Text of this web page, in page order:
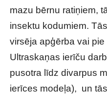
mazu bērnu ratiņiem,
insektu kodumiem.
virsēja apģērba vai
Ultraskaņas ierīču
pusotra līdz divarpus
ierīces modeļa), un